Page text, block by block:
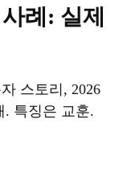
례: 실제
스토리, 2026
. 특징은 교훈.